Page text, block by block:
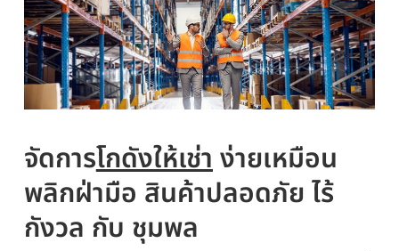
จัดการโกดังให้เช่าง่ายเหมือน
พลิกฝ่ามือ สินค้าปลอดภัย ไร้
กังวล กับ ชุมพล